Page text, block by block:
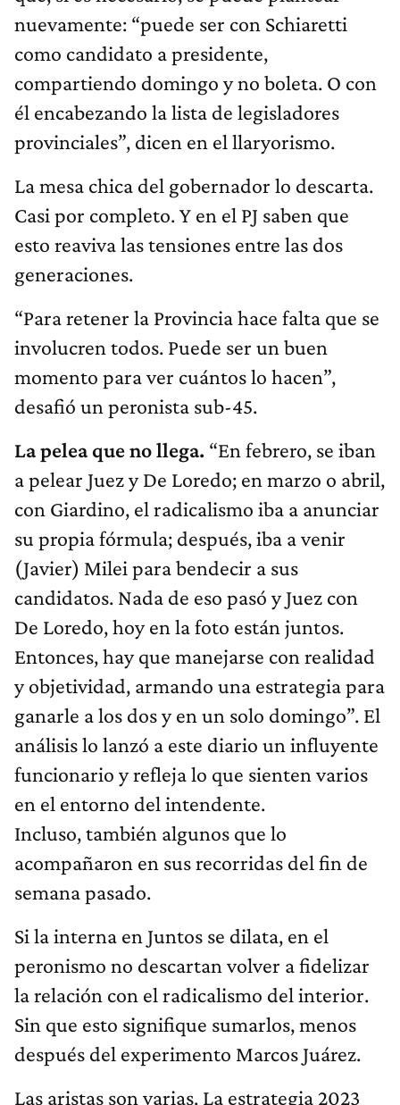
nuevamente: “puede ser con Schiaretti
como candidato a presidente,
compartiendo domingo y no boleta. O con
él encabezando la lista de legisladores
provinciales”, dicen en el llaryorismo.
La mesa chica del gobernador lo descarta.
Casi por completo. Y en el PJ saben que
esto reaviva las tensiones entre las dos
generaciones.
“Para retener la Provincia hace falta que se
involucren todos. Puede ser un buen
momento para ver cuántos lo hacen”,
desafió un peronista sub-45.
La pelea que no llega. “En febrero, se iban
a pelear Juez y De Loredo; en marzo o abril,
con Giardino, el radicalismo iba a anunciar
su propia fórmula; después, iba a venir
(Javier) Milei para bendecir a sus
candidatos. Nada de eso pasó y Juez con
De Loredo, hoy en la foto están juntos.
Entonces, hay que manejarse con realidad
y objetividad, armando una estrategia para
ganarle a los dos y en un solo domingo”. El
análisis lo lanzó a este diario un influyente
funcionario y refleja lo que sienten varios
en el entorno del intendente.
Incluso, también algunos que lo
acompañaron en sus recorridas del fin de
semana pasado.
Si la interna en Juntos se dilata, en el
peronismo no descartan volver a fidelizar
la relación con el radicalismo del interior.
Sin que esto signifique sumarlos, menos
después del experimento Marcos Juárez.
Las aristas son varias. La estrategia 2023